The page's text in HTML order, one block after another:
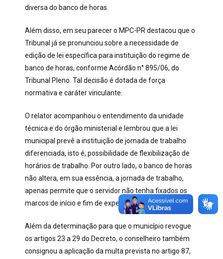
diversa do banco de horas.
Além disso, em seu parecer o MPC-PR destacou que o
Tribunal já se pronunciou sobre a necessidade de
edição de lei específica para instituição do regime de
banco de horas, conforme Acórdão n° 895/06, do
Tribunal Pleno. Tal decisão é dotada de força
normativa e caráter vinculante.
O relator acompanhou o entendimento da unidade
técnica e do órgão ministerial e lembrou que a lei
municipal prevê a instituição de jornada de trabalho
diferenciada, isto é, possibilidade de flexibilização de
horários de trabalho. Por outro lado, o banco de horas
não altera, em sua essência, a jornada de trabalho,
apenas permite que o servidor não tenha fixados os
marcos de início e fim de expediente.
Além da determinação para que o município revogue
os artigos 23 a 29 do Decreto, o conselheiro também
consignou a aplicação da multa prevista no artigo 87,